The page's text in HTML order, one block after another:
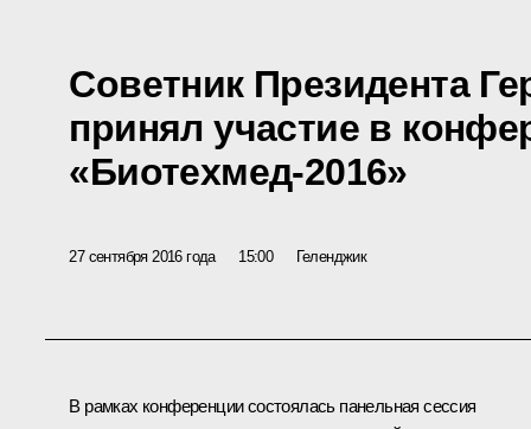
Советник Президента
принял участие в
«Биотехмед-2016»
27 сентября 2016 года 15:00 Геленджик
В рамках конференции состоялась панельная сессия